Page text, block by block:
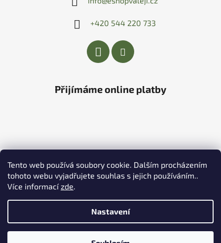
Tento web používá soubory cookie. Dalším procházením
tohoto webu vyjadřujete souhlas s jejich používáním..
Více informacízde.
Nastavení
+420 544 220 733
Přijímáme online platby
Copyright 2026 Zahradní centrum V aleji. Všechna
práva vyhrazena.|Obchodní podmínky|Ochrana
Provozovatel e-shopu: Zahradní centrum V aleji, s.r.o.,
IČ: 27664040, se sídlem Křenovická 1286, 684 01